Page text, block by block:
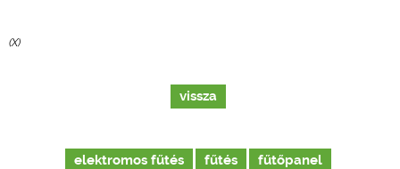
(X)
vissza
elektromos fűtés fűtés fűtőpanel